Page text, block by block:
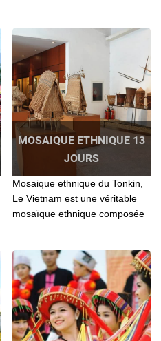
MOSAIQUE ETHNIQUE 13
JOURS
Mosaique ethnique du Tonkin,
Le Vietnam est une véritable
mosaïque ethnique composée